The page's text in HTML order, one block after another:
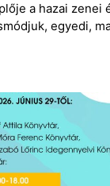
a hazai zenei
egyedi,